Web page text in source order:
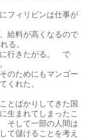
フィリピンは仕事が
給料が高くなるので
る。
に行きたがる。 で
のためにもマンゴー
くれた。
とばかりしてきた国
生まれてしまったこ
そして一部の人間は
て儲けることを考え